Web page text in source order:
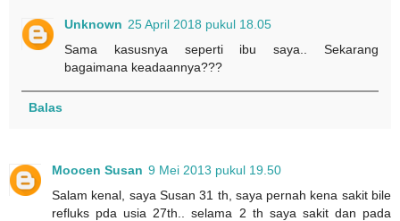
Unknown 25 April 2018 pukul 18.05
Sama kasusnya seperti ibu saya.. Sekarang
bagaimana keadaannya???
Balas
Moocen Susan 9 Mei 2013 pukul 19.50
Salam kenal, saya Susan 31 th, saya pernah kena sakit bile
refluks pda usia 27th.. selama 2 th saya sakit dan pada